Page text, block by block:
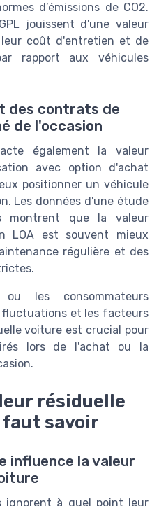
d’émissions de CO2.
jouissent d'une valeur
coût d'entretien et de
rapport aux véhicules
des contrats de
de l'occasion
également la valeur
avec option d'achat
positionner un véhicule
Les données d'une étude
montrent que la valeur
LOA est souvent mieux
régulière et des
les consommateurs
fluctuations et les facteurs
voiture est crucial pour
lors de l'achat ou la
résiduelle
savoir
influence la valeur
ignorent à quel point leur